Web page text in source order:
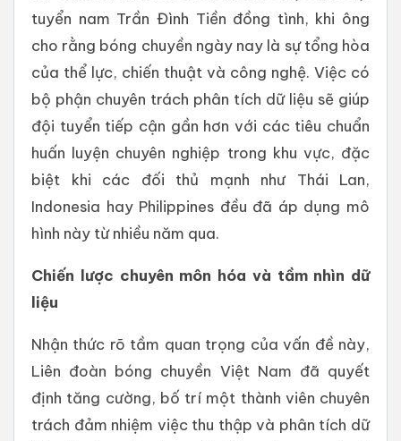
tuyển nam Trần Đình Tiền đồng tình, khi ông
cho rằng bóng chuyền ngày nay là sự tổng hòa
của thể lực, chiến thuật và công nghệ. Việc có
bộ phận chuyên trách phân tích dữ liệu sẽ giúp
đội tuyển tiếp cận gần hơn với các tiêu chuẩn
huấn luyện chuyên nghiệp trong khu vực, đặc
biệt khi các đối thủ mạnh như Thái Lan,
Indonesia hay Philippines đều đã áp dụng mô
hình này từ nhiều năm qua.
Chiến lược chuyên môn hóa và tầm nhìn dữ
liệu
Nhận thức rõ tầm quan trọng của vấn đề này,
Liên đoàn bóng chuyền Việt Nam đã quyết
định tăng cường, bố trí một thành viên chuyên
trách đảm nhiệm việc thu thập và phân tích dữ